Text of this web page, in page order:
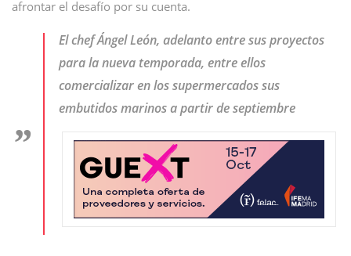
afrontar el desafío por su cuenta.
El chef Ángel León, adelanto entre sus proyectos
para la nueva temporada, entre ellos
comercializar en los supermercados sus
embutidos marinos a partir de septiembre